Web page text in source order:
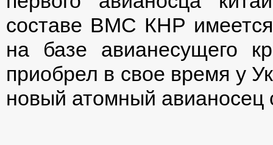
составе ВМС КНР
на базе авианесущего
приобрел в свое время у
новый атомный авианосец